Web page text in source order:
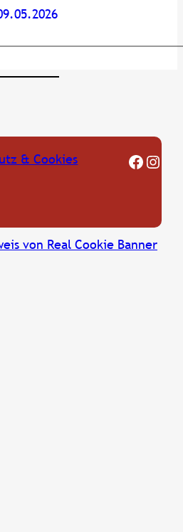
& Cookies FF Oberkreuzstetten Facebook Seite Instagram
von Real Cookie Banner